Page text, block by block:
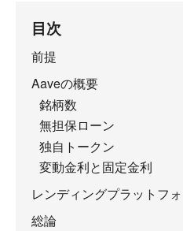
目次
前提
Aaveの概要
銘柄数
無担保ローン
独自トークン
変動金利と固定金利
レンディングプラットフ
総論